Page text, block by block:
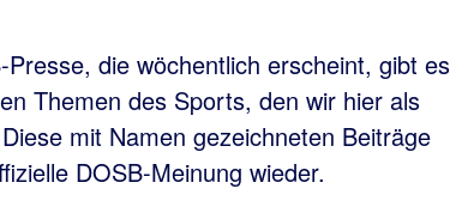
die wöchentlich erscheint, gibt es
Themen des Sports, den wir hier als
mit Namen gezeichneten Beiträge
DOSB-Meinung wieder.